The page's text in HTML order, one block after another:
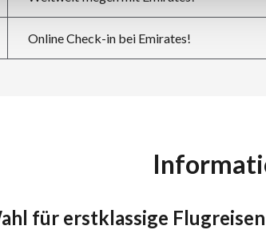
Online Check-in bei Emirates!
für erstklassige Flugreisen